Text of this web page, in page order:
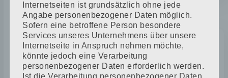
1949
ÜBERNAHME DURCH HANS
FREUDENFELD IN 2.GENERATION
Internetseiten ist grundsätzlich ohne jede
Angabe personenbezogener Daten möglich.
Sofern eine betroffene Person besondere
Services unseres Unternehmens über unsere
Internetseite in Anspruch nehmen möchte,
könnte jedoch eine Verarbeitung
personenbezogener Daten erforderlich werden.